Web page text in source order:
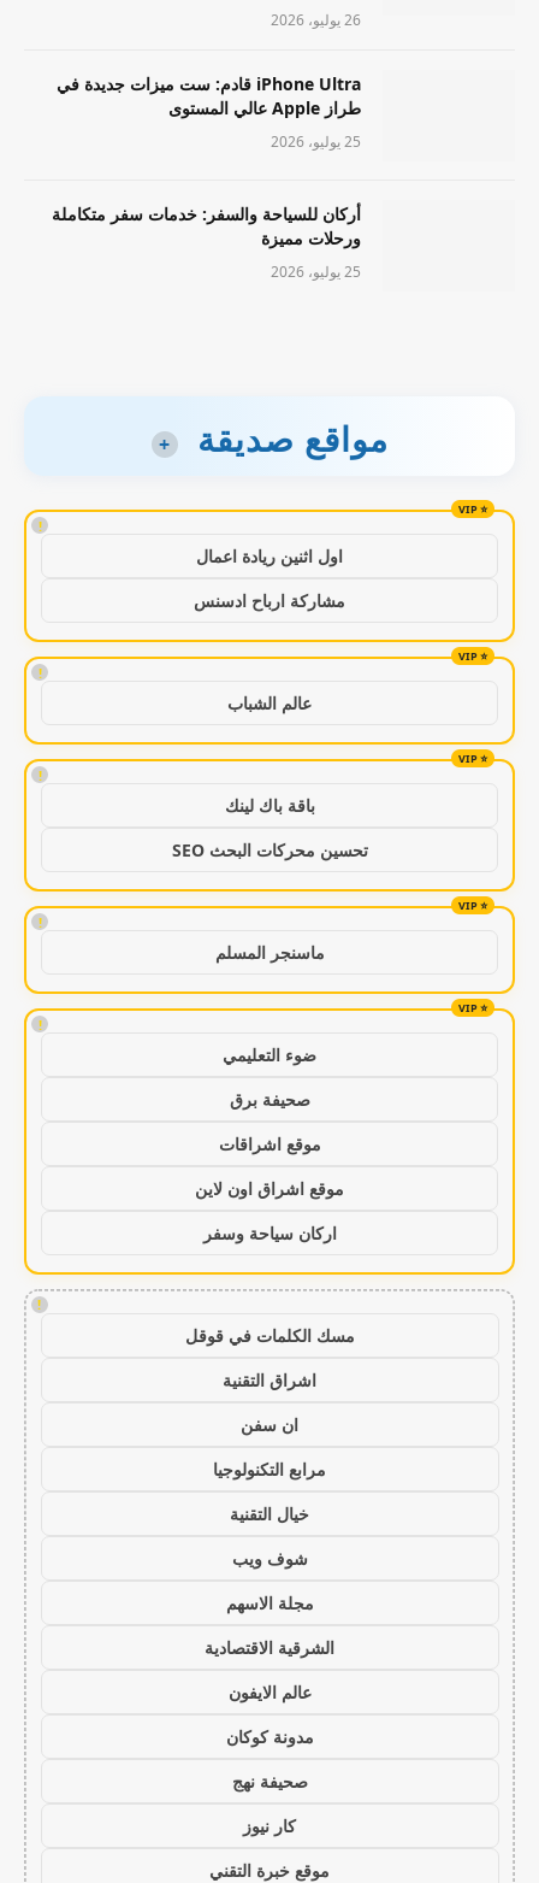
26 يوليو، 2026
iPhone Ultra قادم: ست ميزات جديدة في
طراز Apple عالي المستوى
25 يوليو، 2026
أركان للسياحة والسفر: خدمات سفر متكاملة
ورحلات مميزة
25 يوليو، 2026
مواقع صديقة +
!
اول اثنين ريادة اعمال
مشاركة ارباح ادسنس
!
عالم الشباب
!
باقة باك لينك
تحسين محركات البحث SEO
!
ماسنجر المسلم
!
ضوء التعليمي
صحيفة برق
موقع اشراقات
موقع اشراق اون لاين
اركان سياحة وسفر
!
مسك الكلمات في قوقل
اشراق التقنية
ان سفن
مرابع التكنولوجيا
خيال التقنية
شوف ويب
مجلة الاسهم
الشرقية الاقتصادية
عالم الايفون
مدونة كوكان
صحيفة نهج
كار نيوز
موقع خبرة التقني